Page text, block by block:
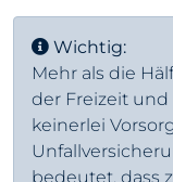
Wichtig:
Mehr als die
der Freizeit und
keinerlei
bedeutet, dass